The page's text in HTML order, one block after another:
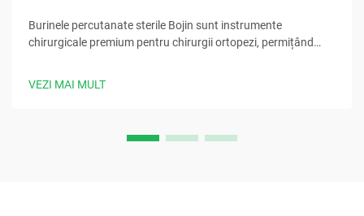
Burinele percutanate sterile Bojin sunt instrumente
chirurgicale premium pentru chirurgii ortopezi, permițând
VEZI MAI MULT